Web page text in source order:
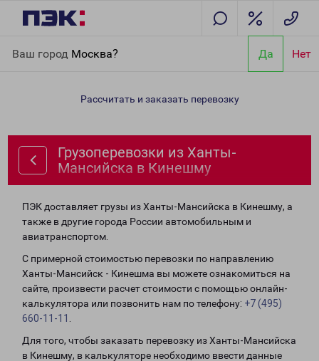
Ваш город Москва? Да Нет
Кинешму
Рассчитать и заказать перевозку
Грузоперевозки из Ханты-
Мансийска в Кинешму
ПЭК доставляет грузы из Ханты-Мансийска в Кинешму, а
также в другие города России автомобильным и
авиатранспортом.
С примерной стоимостью перевозки по направлению
Ханты-Мансийск - Кинешма вы можете ознакомиться на
сайте, произвести расчет стоимости с помощью онлайн-
калькулятора или позвонить нам по телефону: +7 (495)
660-11-11
Для того, чтобы заказать перевозку из Ханты-Мансийска
в Кинешму, в калькуляторе необходимо ввести данные